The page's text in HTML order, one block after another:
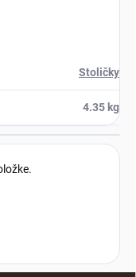
Stoličky
4.35 kg